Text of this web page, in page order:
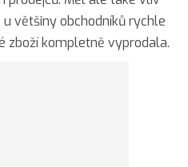
většiny obchodníků rychle
zboží kompletně vyprodala.